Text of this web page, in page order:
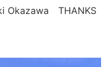
Okazawa THANKS